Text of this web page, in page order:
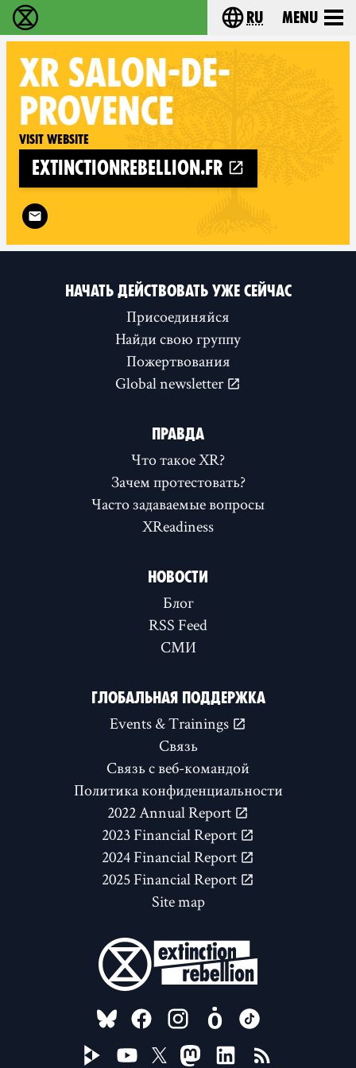
Extinction Rebellion - Home Choose your
ru Menu
XR SALON-DE-
PROVENCE
Visit website
extinctionrebellion.fr
Follow XR Salon-de-Provence on
НАЧАТЬ ДЕЙСТВОВАТЬ УЖЕ СЕЙЧАС
Присоединяйся
Найди свою группу
Пожертвования
Global newsletter
ПРАВДА
Что такое XR?
Зачем протестовать?
Часто задаваемые вопросы
XReadiness
НОВОСТИ
Блог
RSS Feed
СМИ
ГЛОБАЛЬНАЯ ПОДДЕРЖКА
Events & Trainings
Связь
Связь с веб-командой
Политика конфиденциальности
2022 Annual Report
2023 Financial Report
2024 Financial Report
2025 Financial Report
Site map
FOLLOW US ON